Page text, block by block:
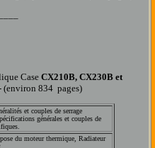
Case CX210B, CX230B et
(environ 834 pages)
et couples de serrage
générales et couples de
du moteur thermique, Radiateur